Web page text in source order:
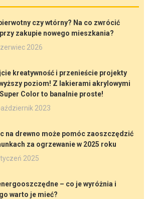
czy wtórny? Na co zwrócić
zakupie nowego mieszkania?
2026
kreatywność i przenieście projekty
wyższy poziom! Z lakierami akrylowymi
Color to banalnie proste!
2023
na drewno może pomóc zaoszczędzić
za ogrzewanie w 2025 roku
2025
– co je wyróżnia i
warto je mieć?